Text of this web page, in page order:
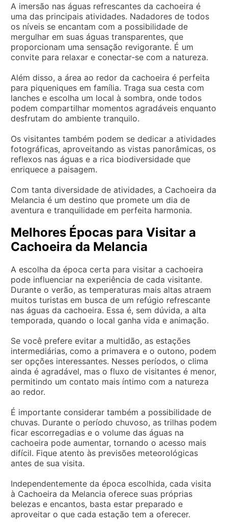
A imersão nas águas refrescantes da cachoeira é
uma das principais atividades. Nadadores de todos
os níveis se encantam com a possibilidade de
mergulhar em suas águas transparentes, que
proporcionam uma sensação revigorante. É um
convite para relaxar e conectar-se com a natureza.
Além disso, a área ao redor da cachoeira é perfeita
para piqueniques em família. Traga sua cesta com
lanches e escolha um local à sombra, onde todos
podem compartilhar momentos agradáveis enquanto
desfrutam do ambiente tranquilo.
Os visitantes também podem se dedicar a atividades
fotográficas, aproveitando as vistas panorâmicas, os
reflexos nas águas e a rica biodiversidade que
enriquece a paisagem.
Com tanta diversidade de atividades, a Cachoeira da
Melancia é um destino que promete um dia de
aventura e tranquilidade em perfeita harmonia.
Melhores Épocas para Visitar a
Cachoeira da Melancia
A escolha da época certa para visitar a cachoeira
pode influenciar na experiência de cada visitante.
Durante o verão, as temperaturas mais altas atraem
muitos turistas em busca de um refúgio refrescante
nas águas da cachoeira. Essa é, sem dúvida, a alta
temporada, quando o local ganha vida e animação.
Se você prefere evitar a multidão, as estações
intermediárias, como a primavera e o outono, podem
ser opções interessantes. Nesses períodos, o clima
ainda é agradável, mas o fluxo de visitantes é menor,
permitindo um contato mais íntimo com a natureza
ao redor.
É importante considerar também a possibilidade de
chuvas. Durante o período chuvoso, as trilhas podem
ficar escorregadias e o volume das águas na
cachoeira pode aumentar, tornando o acesso mais
difícil. Fique atento às previsões meteorológicas
antes de sua visita.
Independentemente da época escolhida, cada visita
à Cachoeira da Melancia oferece suas próprias
belezas e encantos, basta estar preparado e
aproveitar o que cada estação tem a oferecer.